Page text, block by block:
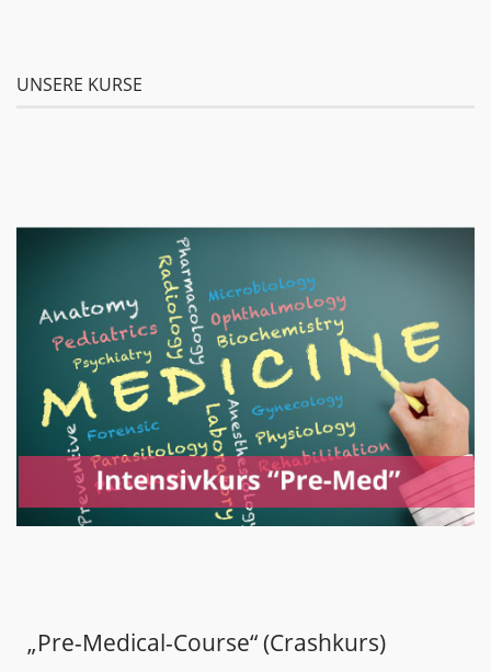
UNSERE KURSE
„Pre-Medical-Course“ (Crashkurs)